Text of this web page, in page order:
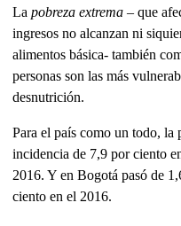
Lapobreza extrema – que
ingresos no alcanzan ni
alimentos básica- también
personas son las más
desnutrición.
Para el país como un todo, la
incidencia de 7,9 por ciento
2016. Y en Bogotá pasó de
ciento en el 2016.